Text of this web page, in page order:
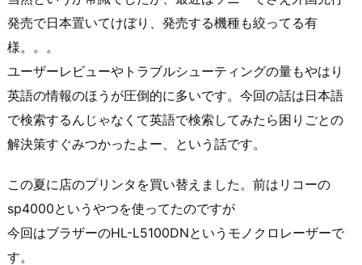
発売で日本置いてけぼり、発売する機種も絞ってる有
様。。。
ユーザーレビューやトラブルシューティングの量もやはり
英語の情報のほうが圧倒的に多いです。今回の話は日本語
で検索するんじゃなくて英語で検索してみたら困りごとの
解決策すぐみつかったよー、という話です。
この夏に店のプリンタを買い替えました。前はリコーの
sp4000というやつを使ってたのですが
今回はブラザーのHL-L5100DNというモノクロレーザーで
す。